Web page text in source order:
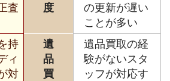
査
度
の更新が遅い
ことが多い
持
ィ
対
遺
品
買
遺品買取の経
験がないスタ
ッフが対応す